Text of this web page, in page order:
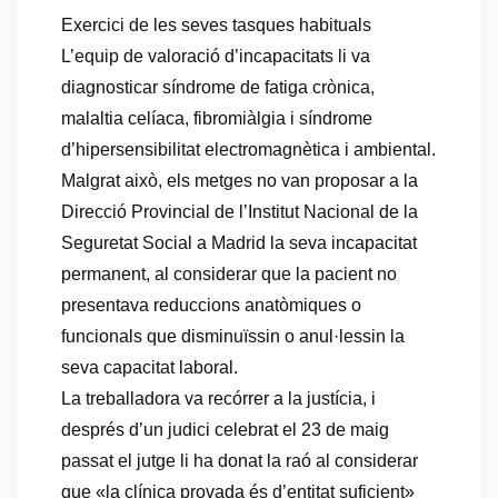
Exercici de les seves tasques habituals
L’equip de valoració d’incapacitats li va
diagnosticar síndrome de fatiga crònica,
malaltia celíaca, fibromiàlgia i síndrome
d’hipersensibilitat electromagnètica i ambiental.
Malgrat això, els metges no van proposar a la
Direcció Provincial de l’Institut Nacional de la
Seguretat Social a Madrid la seva incapacitat
permanent, al considerar que la pacient no
presentava reduccions anatòmiques o
funcionals que disminuïssin o anul·lessin la
seva capacitat laboral.
La treballadora va recórrer a la justícia, i
després d’un judici celebrat el 23 de maig
passat el jutge li ha donat la raó al considerar
que «la clínica provada és d’entitat suficient»